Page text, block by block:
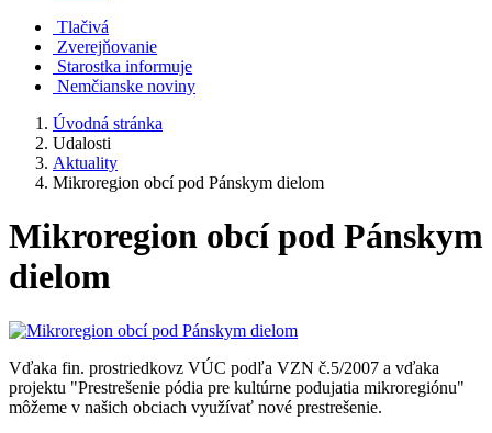
Tlačivá
Zverejňovanie
Starostka informuje
Nemčianske noviny
Úvodná stránka
Udalosti
Aktuality
Mikroregion obcí pod Pánskym dielom
Mikroregion obcí pod Pánskym
dielom
Vďaka fin. prostriedkovz VÚC podľa VZN č.5/2007 a vďaka
projektu "Prestrešenie pódia pre kultúrne podujatia mikroregiónu"
môžeme v našich obciach využívať nové prestrešenie.